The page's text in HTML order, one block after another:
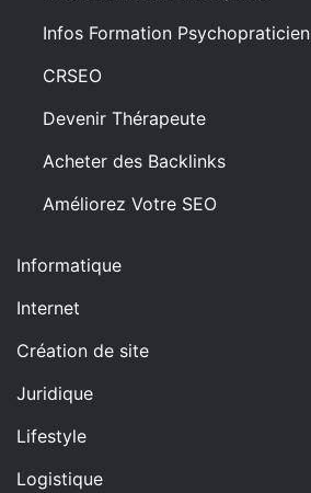
Infos Formation Psychopraticien
CRSEO
Devenir Thérapeute
Acheter des Backlinks
Améliorez Votre SEO
Informatique
Internet
Création de site
Juridique
Lifestyle
Logistique